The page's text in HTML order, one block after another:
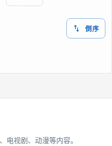
倒序
电视剧、动漫等内容。